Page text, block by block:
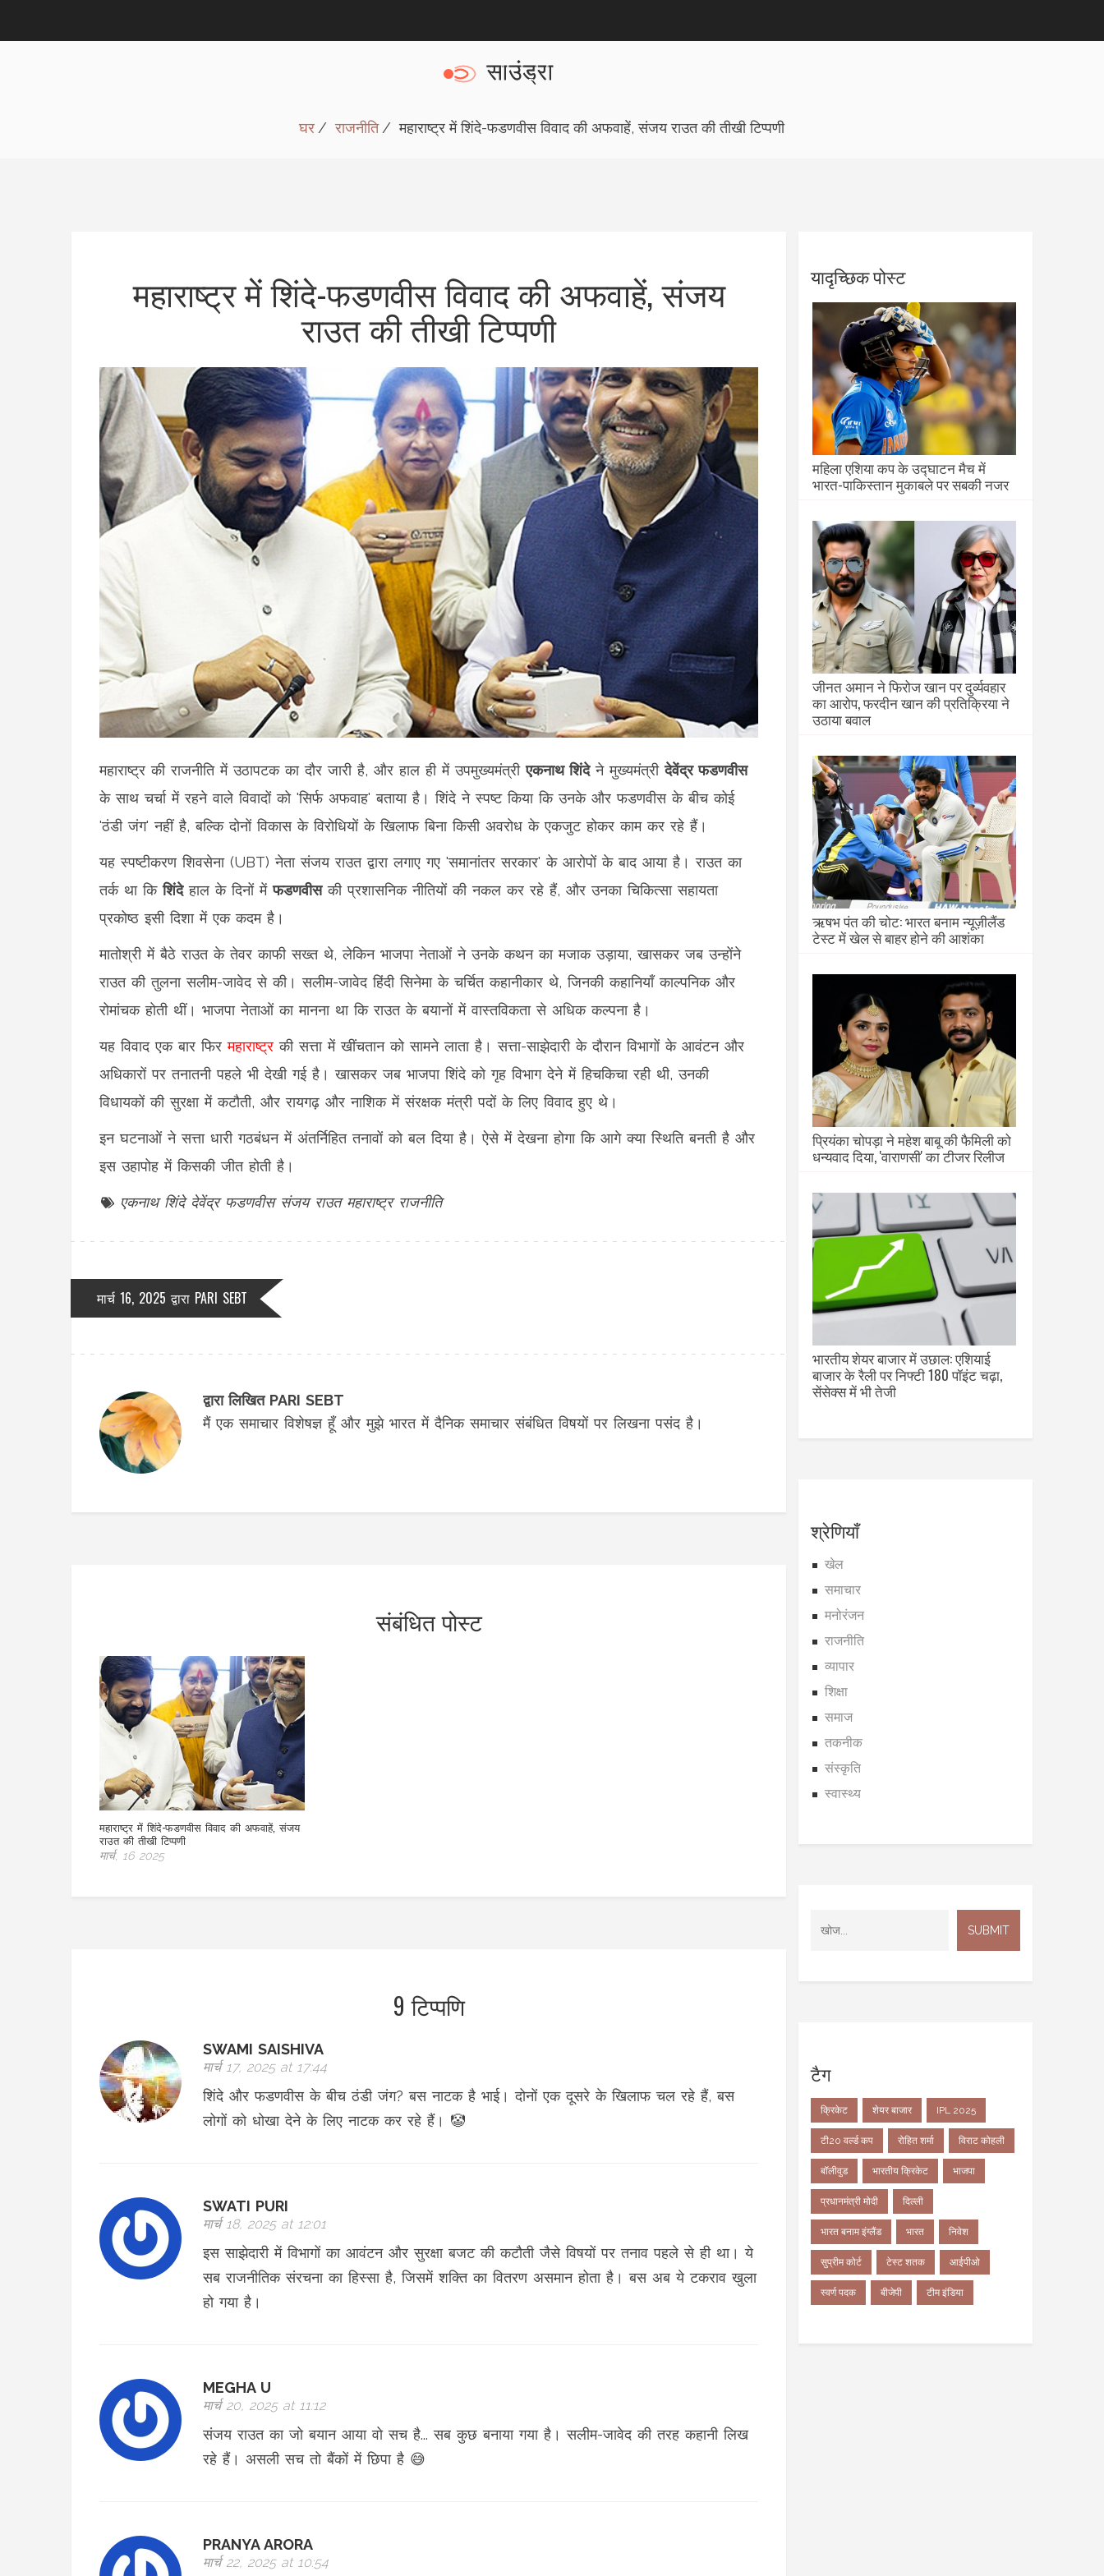
घर राजनीति महाराष्ट्र में शिंदे-फडणवीस विवाद की अफवाहें, संजय राउत की तीखी टिप्पणी
महाराष्ट्र में शिंदे-फडणवीस विवाद की अफवाहें, संजय
राउत की तीखी टिप्पणी
महाराष्ट्र की राजनीति में उठापटक का दौर जारी है, और हाल ही में उपमुख्यमंत्रीएकनाथ शिंदेने मुख्यमंत्रीदेवेंद्र फडणवीस
के साथ चर्चा में रहने वाले विवादों को 'सिर्फ अफवाह' बताया है। शिंदे ने स्पष्ट किया कि उनके और फडणवीस के बीच कोई
'ठंडी जंग' नहीं है, बल्कि दोनों विकास के विरोधियों के खिलाफ बिना किसी अवरोध के एकजुट होकर काम कर रहे हैं।
यह स्पष्टीकरण शिवसेना (UBT) नेता संजय राउत द्वारा लगाए गए 'समानांतर सरकार' के आरोपों के बाद आया है। राउत का
तर्क था किशिंदेहाल के दिनों मेंफडणवीसकी प्रशासनिक नीतियों की नकल कर रहे हैं, और उनका चिकित्सा सहायता
प्रकोष्ठ इसी दिशा में एक कदम है।
मातोश्री में बैठे राउत के तेवर काफी सख्त थे, लेकिन भाजपा नेताओं ने उनके कथन का मजाक उड़ाया, खासकर जब उन्होंने
राउत की तुलना सलीम-जावेद से की। सलीम-जावेद हिंदी सिनेमा के चर्चित कहानीकार थे, जिनकी कहानियाँ काल्पनिक और
रोमांचक होती थीं। भाजपा नेताओं का मानना था कि राउत के बयानों में वास्तविकता से अधिक कल्पना है।
यह विवाद एक बार फिरमहाराष्ट्र की सत्ता में खींचतान को सामने लाता है। सत्ता-साझेदारी के दौरान विभागों के आवंटन और
अधिकारों पर तनातनी पहले भी देखी गई है। खासकर जब भाजपा शिंदे को गृह विभाग देने में हिचकिचा रही थी, उनकी
विधायकों की सुरक्षा में कटौती, और रायगढ़ और नाशिक में संरक्षक मंत्री पदों के लिए विवाद हुए थे।
इन घटनाओं ने सत्ता धारी गठबंधन में अंतर्निहित तनावों को बल दिया है। ऐसे में देखना होगा कि आगे क्या स्थिति बनती है और
इस उहापोह में किसकी जीत होती है।
एकनाथ शिंदे देवेंद्र फडणवीस संजय राउत महाराष्ट्र राजनीति
मार्च 16, 2025 द्वारा PARI SEBT
द्वारा लिखित PARI SEBT
मैं एक समाचार विशेषज्ञ हूँ और मुझे भारत में दैनिक समाचार संबंधित विषयों पर लिखना पसंद है।
संबंधित पोस्ट
महाराष्ट्र में शिंदे-फडणवीस विवाद की अफवाहें, संजय
राउत की तीखी टिप्पणी
मार्च, 16 2025
9 टिप्पणि
SWAMI SAISHIVA
मार्च 17, 2025 at 17:44
शिंदे और फडणवीस के बीच ठंडी जंग? बस नाटक है भाई। दोनों एक दूसरे के खिलाफ चल रहे हैं, बस
लोगों को धोखा देने के लिए नाटक कर रहे हैं। 🤡
SWATI PURI
मार्च 18, 2025 at 12:01
इस साझेदारी में विभागों का आवंटन और सुरक्षा बजट की कटौती जैसे विषयों पर तनाव पहले से ही था। ये
सब राजनीतिक संरचना का हिस्सा है, जिसमें शक्ति का वितरण असमान होता है। बस अब ये टकराव खुला
हो गया है।
MEGHA U
मार्च 20, 2025 at 11:12
संजय राउत का जो बयान आया वो सच है... सब कुछ बनाया गया है। सलीम-जावेद की तरह कहानी लिख
रहे हैं। असली सच तो बैंकों में छिपा है 😅
PRANYA ARORA
मार्च 22, 2025 at 10:54
यादृच्छिक पोस्ट
महिला एशिया कप के उद्घाटन मैच में
भारत-पाकिस्तान मुकाबले पर सबकी नजर
जीनत अमान ने फिरोज खान पर दुर्व्यवहार
का आरोप, फरदीन खान की प्रतिक्रिया ने
उठाया बवाल
ऋषभ पंत की चोट: भारत बनाम न्यूज़ीलैंड
टेस्ट में खेल से बाहर होने की आशंका
प्रियंका चोपड़ा ने महेश बाबू की फैमिली को
धन्यवाद दिया, 'वाराणसी' का टीजर रिलीज
भारतीय शेयर बाजार में उछाल: एशियाई
बाजार के रैली पर निफ्टी 180 पॉइंट चढ़ा,
सेंसेक्स में भी तेजी
श्रेणियाँ
खेल
समाचार
मनोरंजन
राजनीति
व्यापार
शिक्षा
समाज
तकनीक
संस्कृति
स्वास्थ्य
टैग
क्रिकेट शेयर बाजार IPL 2025
टी20 वर्ल्ड कप रोहित शर्मा विराट कोहली
बॉलीवुड भारतीय क्रिकेट भाजपा
प्रधानमंत्री मोदी दिल्ली
भारत बनाम इंग्लैंड भारत निवेश
सुप्रीम कोर्ट टेस्ट शतक आईपीओ
स्वर्ण पदक बीजेपी टीम इंडिया